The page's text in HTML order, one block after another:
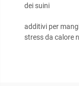
dei suini
additivi per
stress da calore